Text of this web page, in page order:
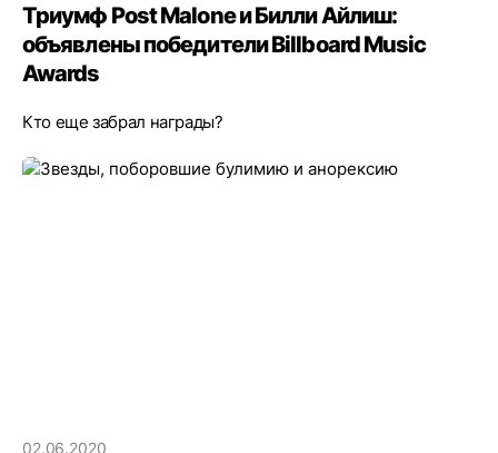
Триумф Post Malone и Билли Айлиш:
объявлены победители Billboard Music
Awards
Кто еще забрал награды?
02.06.2020